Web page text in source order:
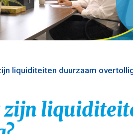
liquiditeiten duurzaam
zijn